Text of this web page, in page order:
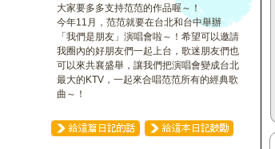
大家要多多支持范范的作品喔～！
今年11月，范范就要在台北和台中舉辦
「我們是朋友」演唱會啦～！希望可以邀請
我圈內的好朋友們一起上台，歌迷朋友們也
可以來共襄盛舉，讓我們把演唱會變成台北
最大的KTV，一起來合唱范范所有的經典歌
曲～！